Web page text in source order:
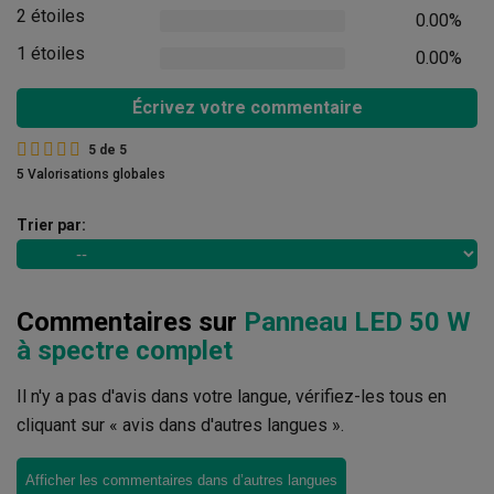
2 étoiles
0.00%
1 étoiles
0.00%
Écrivez votre commentaire
5 de 5
5 Valorisations globales
Trier par:
Commentaires sur Panneau LED 50 W
à spectre complet
Il n'y a pas d'avis dans votre langue, vérifiez-les tous en
cliquant sur « avis dans d'autres langues ».
Afficher les commentaires dans d’autres langues